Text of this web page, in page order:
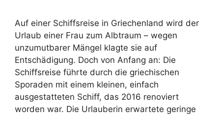
Auf einer Schiffsreise in Griechenland wird der
Urlaub einer Frau zum Albtraum – wegen
unzumutbarer Mängel klagte sie auf
Entschädigung. Doch von Anfang an: Die
Schiffsreise führte durch die griechischen
Sporaden mit einem kleinen, einfach
ausgestatteten Schiff, das 2016 renoviert
worden war. Die Urlauberin erwartete geringe